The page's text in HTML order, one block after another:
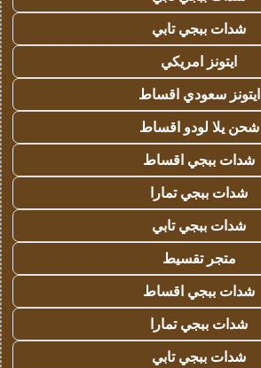
شدات ببجي تابي
ايتونز امريكي
ايتونز سعودي اقساط
شحن يلا لودو اقساط
شدات ببجي اقساط
شدات ببجي تمارا
شدات ببجي تابي
متجر تقسيط
شدات ببجي اقساط
شدات ببجي تمارا
شدات ببجي تابي